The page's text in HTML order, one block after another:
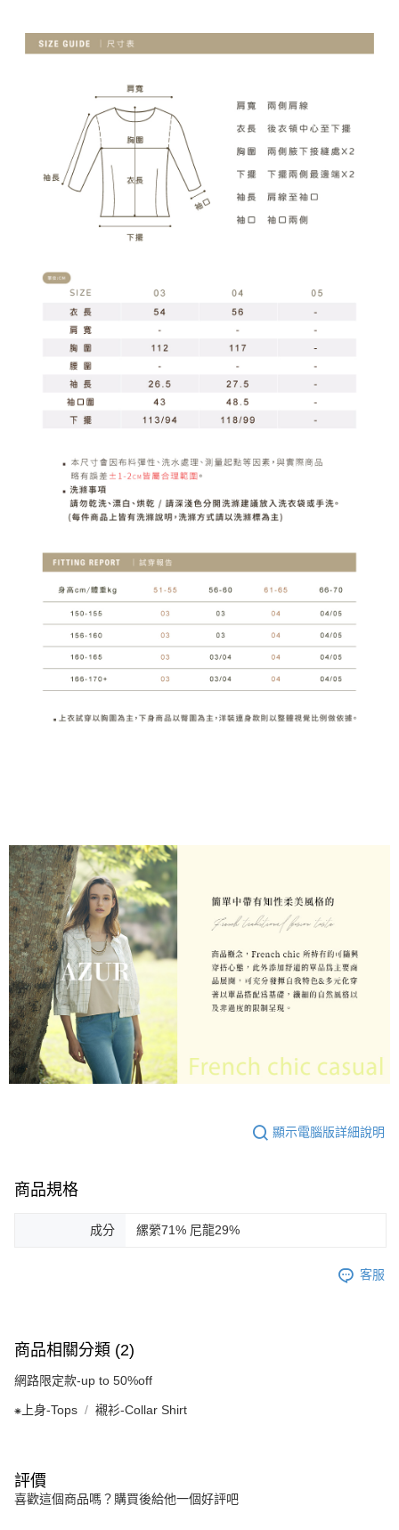
顯示電腦版詳細說明
商品規格
成分 縲縈71% 尼龍29%
客服
商品相關分類 (2)
網路限定款-up to 50%off
⁕上身-Tops 襯衫-Collar Shirt
評價
喜歡這個商品嗎？購買後給他一個好評吧